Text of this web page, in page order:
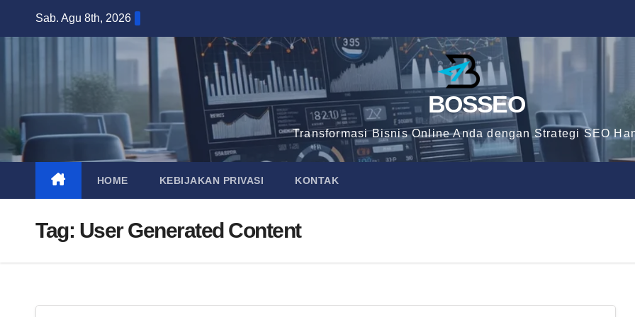
Sab. Agu 8th, 2026
BOSSEO
Transformasi Bisnis Online Anda dengan Strategi SEO
HOME KEBIJAKAN PRIVASI KONTAK
Tag: User Generated Content